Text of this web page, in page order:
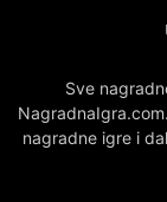
Sve
nagradne igre i